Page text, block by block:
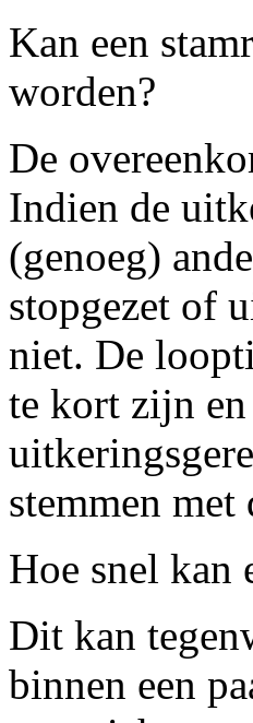
Kan een
worden?
De
Indien de
(genoeg)
stopgezet of
niet. De
te kort zijn
stemmen
Hoe snel kan
Dit kan
binnen een